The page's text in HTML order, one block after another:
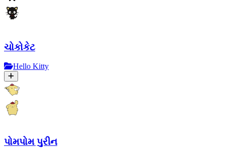
ચોકોકેટ
Hello Kitty
પોમપોમ પુરીન